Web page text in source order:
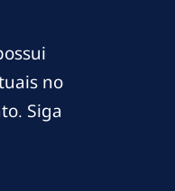
no
Siga